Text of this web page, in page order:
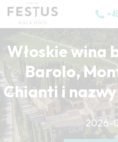
Włoskie wina
Barolo,
Chianti i
2026-
CZYTAJ